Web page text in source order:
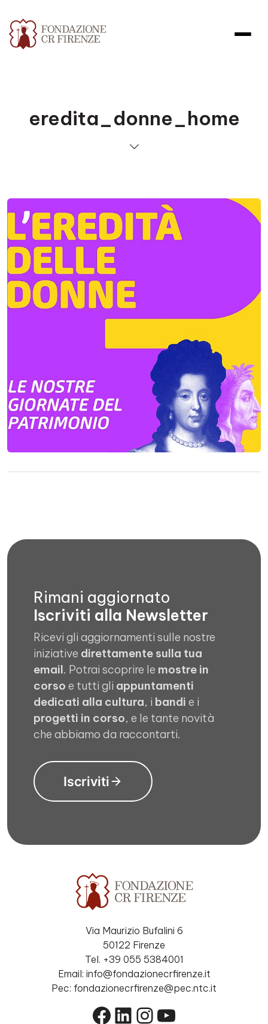
eredita_donne_home
Rimani aggiornato
Iscriviti alla Newsletter
Ricevi gli aggiornamenti sulle nostre
iniziative direttamente sulla tua
email. Potrai scoprire le mostre in
corso e tutti gli appuntamenti
dedicati alla cultura, i bandi e i
progetti in corso, e le tante novità
che abbiamo da raccontarti.
Iscriviti
Via Maurizio Bufalini 6
50122 Firenze
Tel. +39 055 5384001
Email: info@fondazionecrfirenze.it
Pec: fondazionecrfirenze@pec.ntc.it
Facebook
LinkedIn
Instagram
YouTube